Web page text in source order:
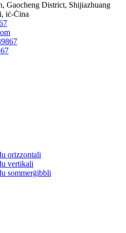
Gaocheng District, Shijiazhuang
iċ-Ċina
orizzontali
vertikali
sommerġibbli